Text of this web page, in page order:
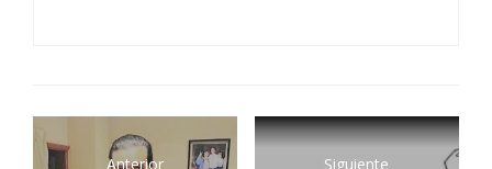
Anterior Siguiente